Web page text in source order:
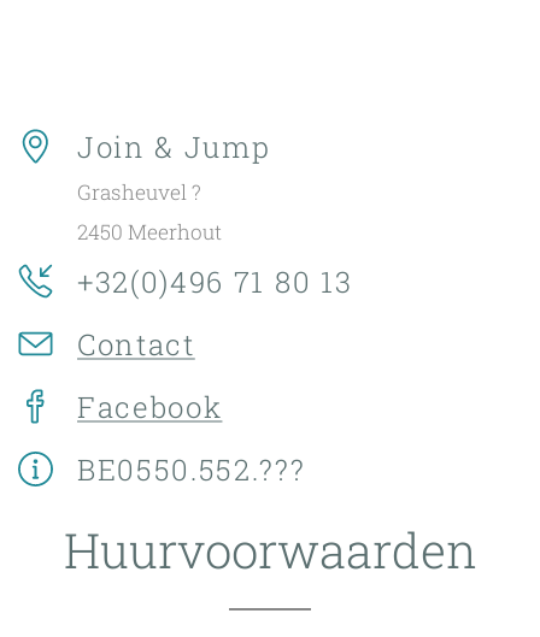
Join & Jump
Grasheuvel ?
2450 Meerhout
+32(0)496 71 80 13
Contact
Facebook
BE0550.552.???
Huurvoorwaarden